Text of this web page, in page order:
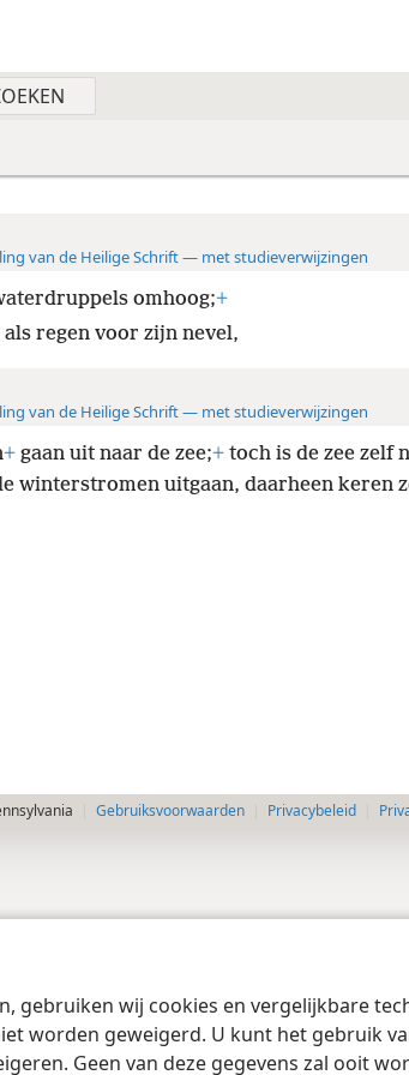
gebruiken wij cookies en vergelijkbare
worden geweigerd. U kunt het gebruik
Geen van deze gegevens zal ooit
van de Heilige Schrift — met studieverwijzingen
omhoog;+
regen voor zijn nevel,
van de Heilige Schrift — met studieverwijzingen
+gaan uit naar de zee;+toch is de zee zelf
winterstromen uitgaan, daarheen keren
Gebruiksvoorwaarden Privacybeleid